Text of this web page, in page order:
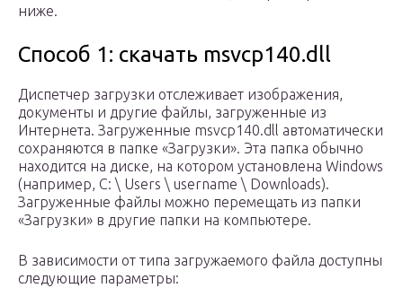
ниже.
Способ 1: скачать msvcp140.dll
Диспетчер загрузки отслеживает изображения,
документы и другие файлы, загруженные из
Интернета. Загруженные msvcp140.dll автоматически
сохраняются в папке «Загрузки». Эта папка обычно
находится на диске, на котором установлена ​​Windows
(например, C: \ Users \ username \ Downloads).
Загруженные файлы можно перемещать из папки
«Загрузки» в другие папки на компьютере.
В зависимости от типа загружаемого файла доступны
следующие параметры: